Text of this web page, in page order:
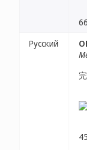
Русский